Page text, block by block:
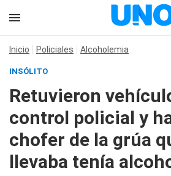
Inicio Policiales Alcoholemia
INSÓLITO
Retuvieron
control policial y
chofer de la grúa
llevaba tenía